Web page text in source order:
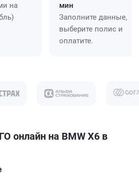
на
мин
Заполните данные,
выберите полис и
оплатите.
онлайн на BMW X6 в